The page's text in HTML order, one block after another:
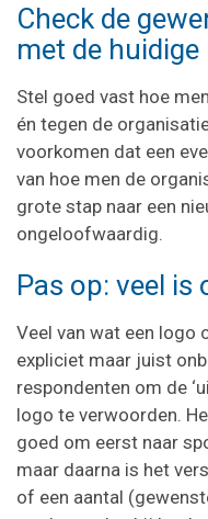
Check de
met de
Stel goed vast hoe
én tegen de
voorkomen dat een
van hoe men de
grote stap naar een
ongeloofwaardig.
Pas op: veel is
Veel van wat een logo
expliciet maar juist
respondenten om de
logo te verwoorden.
goed om eerst naar
maar daarna is het
of een aantal